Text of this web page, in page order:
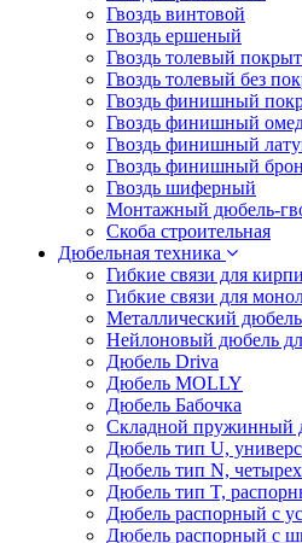
Гвоздь винтовой
Гвоздь ершеный
Гвоздь толевый
Гвоздь толевый без
Гвоздь финишный
Гвоздь финишный
Гвоздь финишный
Гвоздь финишный
Гвоздь шиферный
Монтажный дюбель-
Скоба строительная
Дюбельная техника
Гибкие связи для
Гибкие связи для
Металлический дюбель
Нейлоновый дюбель
Дюбель Driva
Дюбель MOLLY
Дюбель Бабочка
Складной пружинный
Дюбель тип U,
Дюбель тип N,
Дюбель тип T,
Дюбель распорный с
Дюбель распорный с